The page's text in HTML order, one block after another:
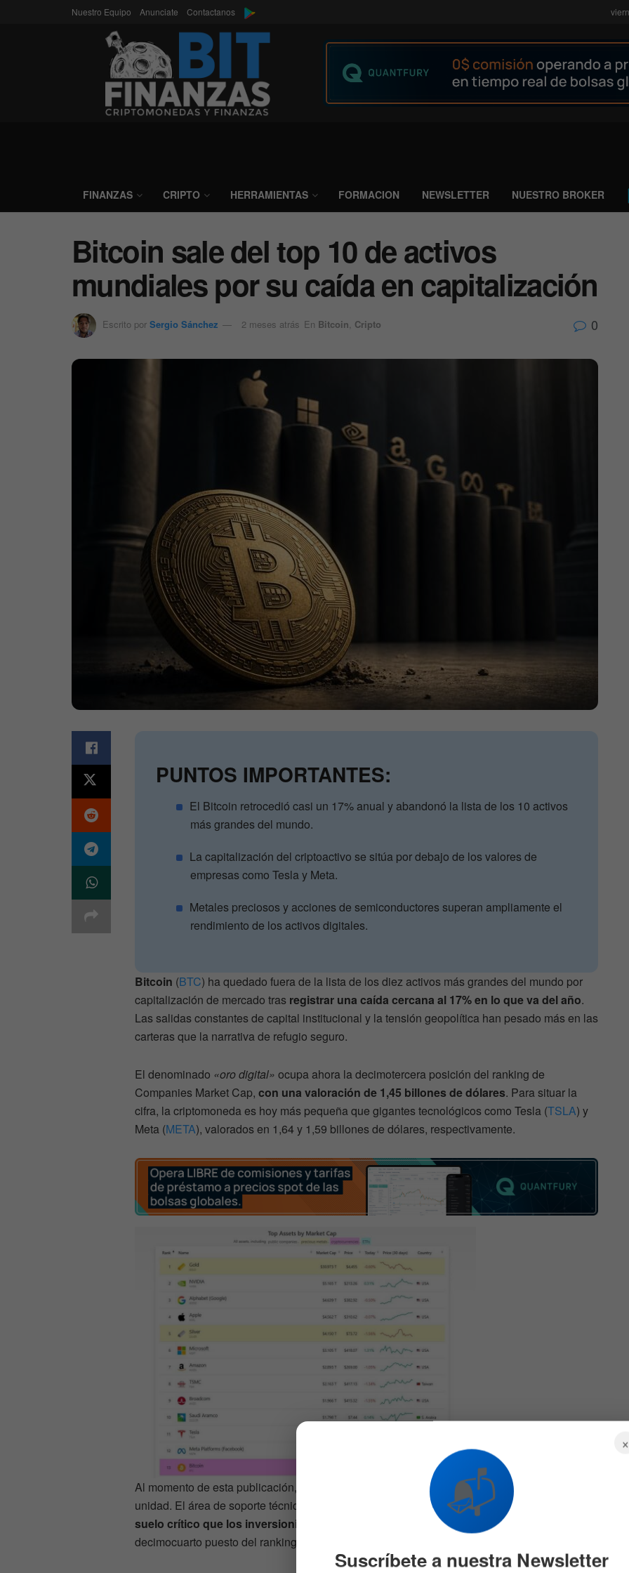
Nuestro Equipo Anunciate Contactanos
FINANZAS CRIPTO HERRAMIENTAS FORMACION NEWSLETTER NUESTRO BROKER
Bitcoin sale del top 10 de activos
mundiales por su caída en capitalización
Escrito por Sergio Sánchez 2 meses atrás En Bitcoin Cripto 0
PUNTOS IMPORTANTES:
El Bitcoin retrocedió casi un 17% anual y abandonó la lista de los 10 activos
más grandes del mundo.
La capitalización del criptoactivo se sitúa por debajo de los valores de
empresas como Tesla y Meta.
Metales preciosos y acciones de semiconductores superan ampliamente el
rendimiento de los activos digitales.
Bitcoin (BTC) ha quedado fuera de la lista de los diez activos más grandes del mundo por
capitalización de mercado tras registrar una caída cercana al 17% en lo que va del año.
Las salidas constantes de capital institucional y la tensión geopolítica han pesado más en las
carteras que la narrativa de refugio seguro.
El denominado «oro digital» ocupa ahora la decimotercera posición del ranking de
Companies Market Cap, con una valoración de 1,45 billones de dólares. Para situar la
cifra, la criptomoneda es hoy más pequeña que gigantes tecnológicos como Tesla (TSLA) y
Meta (META), valorados en 1,64 y 1,59 billones de dólares, respectivamente.
Al momento de esta publicación, la moneda digital cotiza cerca de los 72.753 dólares por
unidad. El área de soporte técnico clave se sitúa entre los 72.000 y los 73.000 dólares, un
suelo crítico que los inversionistas vigilan de cerca
para evitar una caída hacia el
decimocuarto puesto del ranking de activos.
×
📬
Suscríbete a nuestra Newsletter